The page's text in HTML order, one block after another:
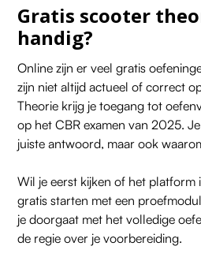
betalen
, zonder wachttijd.
met je fouten, deze ontvang je
gericht kunt oefenen voor een
Gratis scooter
handig?
Online zijn er veel gratis
zijn niet altijd actueel of correct
Theorie krijg je toegang tot
op het CBR examen van 2025.
juiste antwoord, maar ook
Wil je eerst kijken of het platform
gratis starten met een
je doorgaat met het volledige
de regie over je voorbereiding.